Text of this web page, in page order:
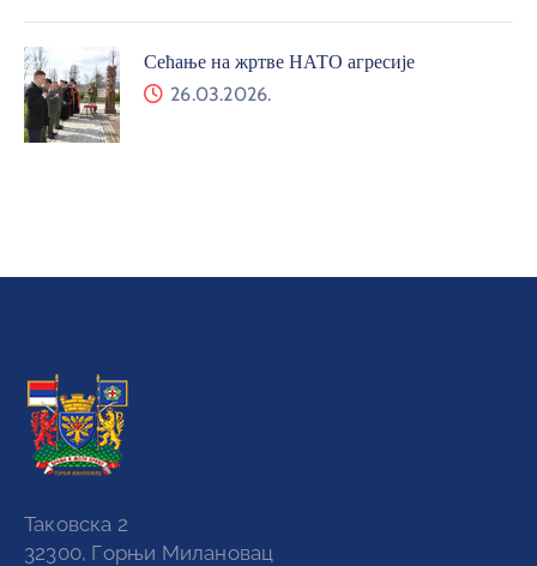
Сећање на жртве НАТО агресије
26.03.2026.
Таковска 2
32300, Горњи Милановац